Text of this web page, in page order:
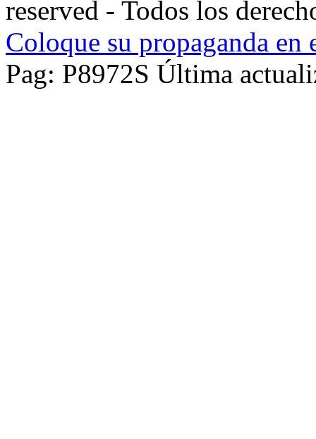
reserved - Todos los
Coloque su propaganda en
Pag: P8972S Última